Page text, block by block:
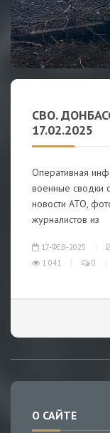
СВО.
17.02.2025
Оперативная
военные сводки
новости АТО,
журналистов из
17-ФЕВ-2025
1 041
0
О САЙТЕ